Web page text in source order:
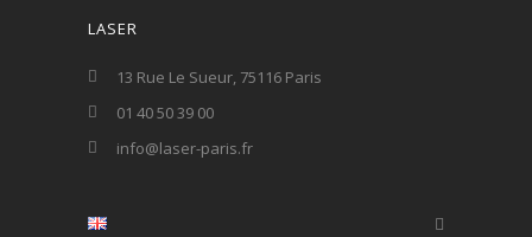
LASER
13 Rue Le Sueur, 75116 Paris
01 40 50 39 00
info@laser-paris.fr